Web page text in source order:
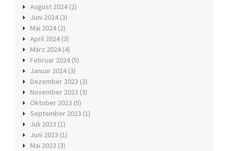
August 2024 (2)
Juni 2024 (3)
Mai 2024 (2)
April 2024 (3)
März 2024 (4)
Februar 2024 (5)
Januar 2024 (3)
Dezember 2023 (3)
November 2023 (3)
Oktober 2023 (5)
September 2023 (1)
Juli 2023 (1)
Juni 2023 (1)
Mai 2023 (3)